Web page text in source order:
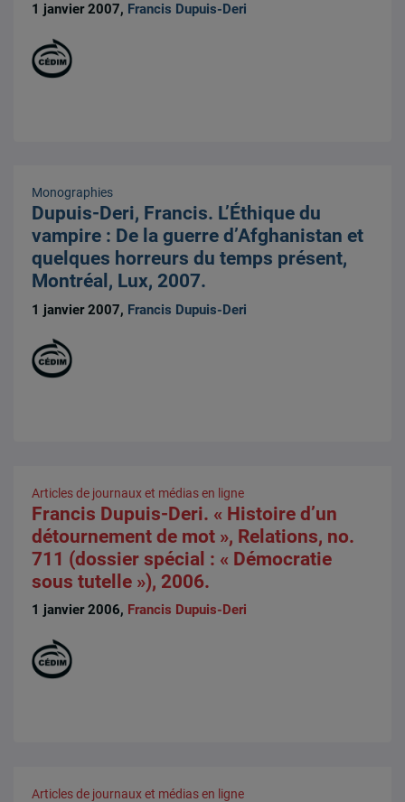
1 janvier 2007, Francis Dupuis-Deri
Monographies
Dupuis-Deri, Francis. L’Éthique du
vampire : De la guerre d’Afghanistan et
quelques horreurs du temps présent,
Montréal, Lux, 2007.
1 janvier 2007, Francis Dupuis-Deri
Articles de journaux et médias en ligne
Francis Dupuis-Deri. « Histoire d’un
détournement de mot », Relations, no.
711 (dossier spécial : « Démocratie
sous tutelle »), 2006.
1 janvier 2006, Francis Dupuis-Deri
Articles de journaux et médias en ligne